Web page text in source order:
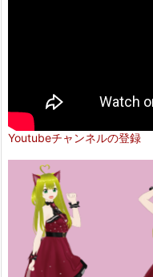
Youtubeチャンネルの登録